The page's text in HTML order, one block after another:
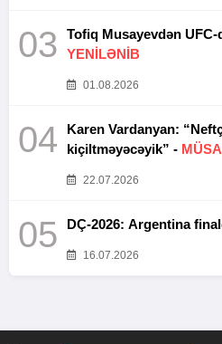
03
YENİLƏNİB
01.08.2026
04
Karen Vardanyan:
kiçiltməyəcəyik” -
22.07.2026
05 DÇ-2026: Argentina
16.07.2026